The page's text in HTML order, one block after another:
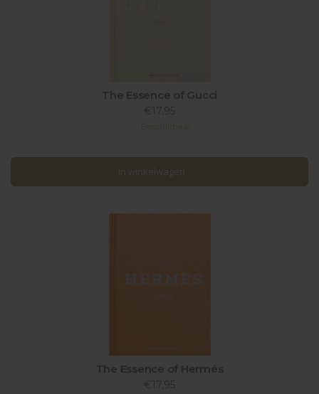
The Essence of Gucci
€17,95
Beschikbaar
In winkelwagen
In winkelwagen
The Essence of Hermés
€17,95